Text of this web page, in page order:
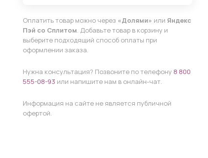
Оплатить товар можно через «Долями» или Яндекс
Пэй со Сплитом. Добавьте товар в корзину и
выберите подходящий способ оплаты при
оформлении заказа.
Нужна консультация? Позвоните по телефону 8 800
555-08-93 или напишите нам в онлайн-чат.
Информация на сайте не является публичной
офертой.